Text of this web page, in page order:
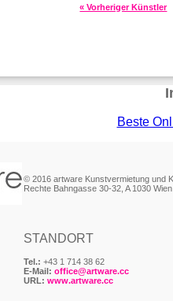
« Vorheriger Künstler
Beste
© 2016 artware Kunstvermietung und
Rechte Bahngasse 30-32, A 1030 Wien
STANDORT
Tel.: +43 1 714 38 62
E-Mail: office@artware.cc
URL: www.artware.cc